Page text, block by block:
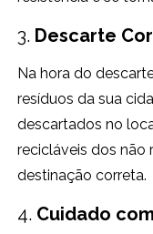
3. Descarte
Na hora do
resíduos da sua
descartados no
recicláveis dos não
destinação correta.
4. Cuidado